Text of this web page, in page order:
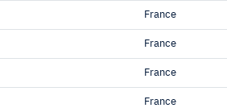
France
France
France
France